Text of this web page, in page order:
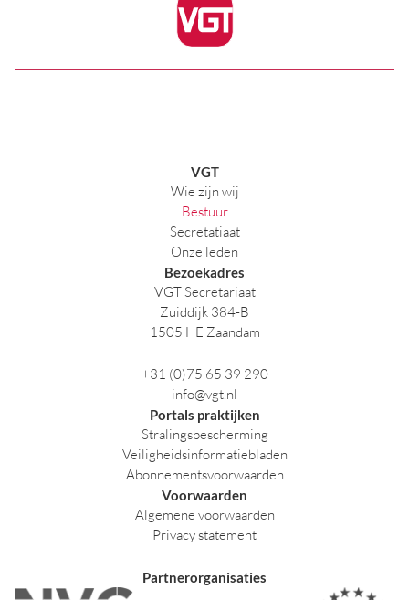
VGT
Wie zijn wij
Bestuur
Secretatiaat
Onze leden
Bezoekadres
VGT Secretariaat
Zuiddijk 384-B
1505 HE Zaandam
+31 (0)75 65 39 290
info@vgt.nl
Portals praktijken
Stralingsbescherming
Veiligheidsinformatiebladen
Abonnementsvoorwaarden
Voorwaarden
Algemene voorwaarden
Privacy statement
Partnerorganisaties